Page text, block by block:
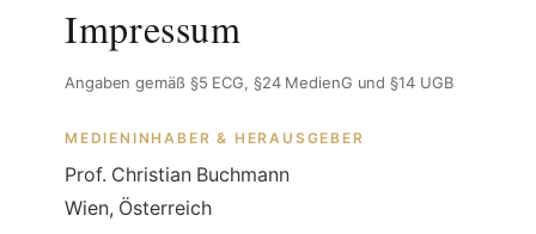
Impressum
Angaben gemäß §5 ECG, §24 MedienG und §14 UGB
MEDIENINHABER & HERAUSGEBER
Prof. Christian Buchmann
Wien, Österreich